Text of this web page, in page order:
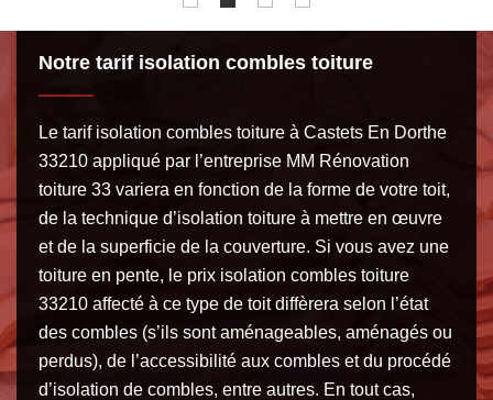
Notre tarif isolation combles toiture
Le tarif isolation combles toiture à Castets En Dorthe
33210 appliqué par l’entreprise MM Rénovation
toiture 33 variera en fonction de la forme de votre toit,
de la technique d’isolation toiture à mettre en œuvre
et de la superficie de la couverture. Si vous avez une
toiture en pente, le prix isolation combles toiture
33210 affecté à ce type de toit diffèrera selon l’état
des combles (s’ils sont aménageables, aménagés ou
perdus), de l’accessibilité aux combles et du procédé
d’isolation de combles, entre autres. En tout cas,